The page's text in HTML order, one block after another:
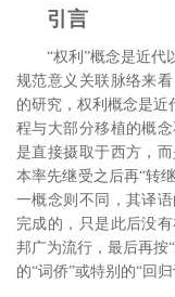
引言
“权利”概念是近代
规范意义关联脉络来
的研究，权利概念是近
程与大部分移植的概
是直接摄取于西方，
本率先继受之后再“转
一概念则不同，其译
完成的，只是此后没
邦广为流行，最后再按
的“词侨”或特别的“回归